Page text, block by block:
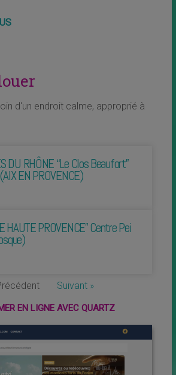
d'un endroit calme, approprié à
DU RHÔNE “Le Clos Beaufort”
EN PROVENCE)
HAUTE PROVENCE” Centre Pei
Suivant »
EN LIGNE AVEC QUARTZ